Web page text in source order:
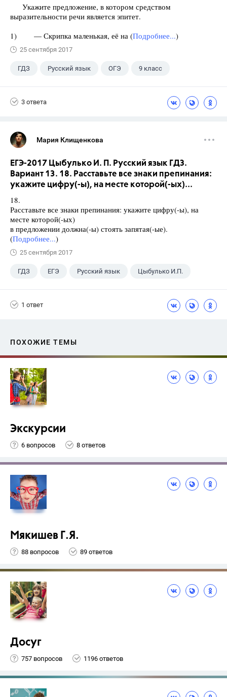
Укажите предложение, в котором средством
выразительности речи является эпитет.
1) — Скрипка маленькая, её на (Подробнее...)
25 сентября 2017
ГДЗ Русский язык ОГЭ 9 класс
3 ответа
Мария Клищенкова
ЕГЭ-2017 Цыбулько И. П. Русский язык ГДЗ.
Вариант 13. 18. Расставьте все знаки препинания:
укажите цифру(-ы), на месте которой(-ых)...
18.
Расставьте все знаки препинания: укажите цифру(-ы), на
месте которой(-ых)
в предложении должна(-ы) стоять запятая(-ые).
(Подробнее...)
25 сентября 2017
ГДЗ ЕГЭ Русский язык Цыбулько И.П.
1 ответ
ПОХОЖИЕ ТЕМЫ
Экскурсии
6 вопросов 8 ответов
Мякишев Г.Я.
88 вопросов 89 ответов
Досуг
757 вопросов 1196 ответов